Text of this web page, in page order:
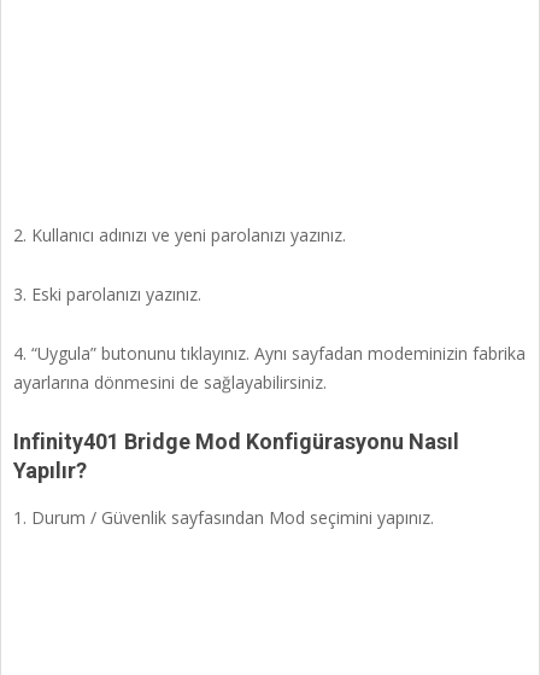
2. Kullanıcı adınızı ve yeni parolanızı yazınız.
3. Eski parolanızı yazınız.
4. “Uygula” butonunu tıklayınız. Aynı sayfadan modeminizin fabrika
ayarlarına dönmesini de sağlayabilirsiniz.
Infinity401 Bridge Mod Konfigürasyonu Nasıl
Yapılır?
1. Durum / Güvenlik sayfasından Mod seçimini yapınız.